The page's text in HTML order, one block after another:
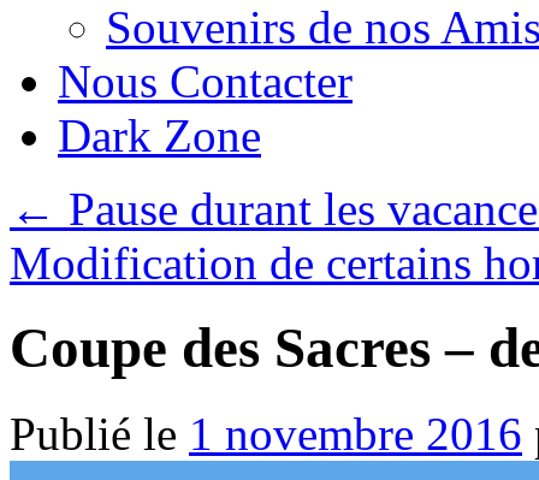
Souvenirs de nos
Nous Contacter
Dark Zone
← Pause durant les
Modification de certains
Coupe des Sacres –
Publié le 1 novembre 2016